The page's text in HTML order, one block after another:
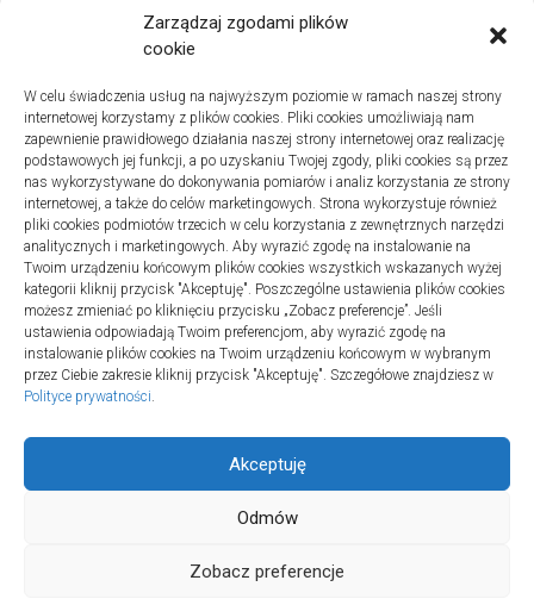
Zarządzaj zgodami plików
cookie
W celu świadczenia usług na najwyższym poziomie w ramach naszej strony
internetowej korzystamy z plików cookies. Pliki cookies umożliwiają nam
zapewnienie prawidłowego działania naszej strony internetowej oraz realizację
podstawowych jej funkcji, a po uzyskaniu Twojej zgody, pliki cookies są przez
nas wykorzystywane do dokonywania pomiarów i analiz korzystania ze strony
internetowej, a także do celów marketingowych. Strona wykorzystuje również
pliki cookies podmiotów trzecich w celu korzystania z zewnętrznych narzędzi
analitycznych i marketingowych. Aby wyrazić zgodę na instalowanie na
Twoim urządzeniu końcowym plików cookies wszystkich wskazanych wyżej
kategorii kliknij przycisk "Akceptuję". Poszczególne ustawienia plików cookies
możesz zmieniać po kliknięciu przycisku „Zobacz preferencje”. Jeśli
ustawienia odpowiadają Twoim preferencjom, aby wyrazić zgodę na
instalowanie plików cookies na Twoim urządzeniu końcowym w wybranym
przez Ciebie zakresie kliknij przycisk "Akceptuję". Szczegółowe znajdziesz w
Polityce prywatności.
Akceptuję
Odmów
Zobacz preferencje
Turystyka
Jak wybrać dobrą firmę do instalacji
sanitarnych w szpitalach
20 lipca 2025